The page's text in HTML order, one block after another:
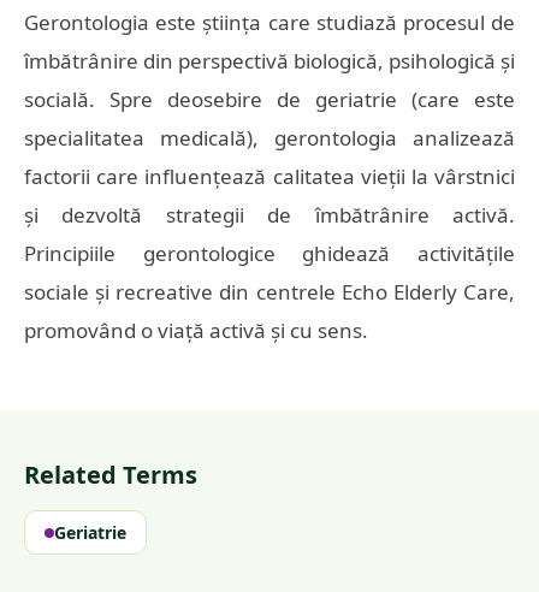
Gerontologia este știința care studiază procesul de
îmbătrânire din perspectivă biologică, psihologică și
socială. Spre deosebire de geriatrie (care este
specialitatea medicală), gerontologia analizează
factorii care influențează calitatea vieții la vârstnici
și dezvoltă strategii de îmbătrânire activă.
Principiile gerontologice ghidează activitățile
sociale și recreative din centrele Echo Elderly Care,
promovând o viață activă și cu sens.
Related Terms
Geriatrie